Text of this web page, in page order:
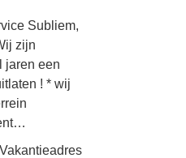
Subliem,
zijn
jaren een
! * wij